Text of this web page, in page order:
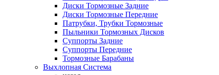
Диски Тормозные Задние
Диски Тормозные Передние
Патрубки, Трубки Тормозные
Пыльники Тормозных Дисков
Суппорты Задние
Суппорты Передние
Тормозные Барабаны
Выхлопная Система